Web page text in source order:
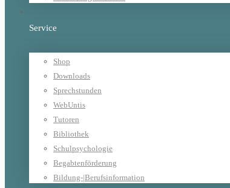
Service
Shop
Downloads
Sprechstunden
WebUntis
Tutoren
Bibliothek
Schulpsychologie
Begabtenförderung
Bildung-|Berufsinformation